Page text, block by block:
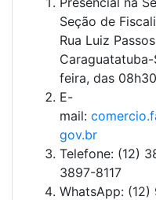
Seção de
Rua Luiz
feira, das
E-
mail:
gov.br
Telefone: (12)
3897-8117
WhatsApp: